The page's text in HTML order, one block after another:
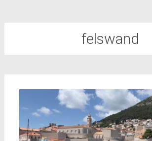
felswand